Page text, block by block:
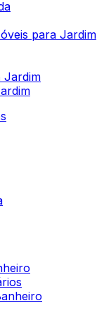
para Jardim
Jardim